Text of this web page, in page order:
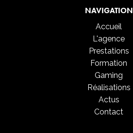
NAVIGATION
Accueil
L'agence
Prestations
Formation
Gaming
Réalisations
Actus
Contact